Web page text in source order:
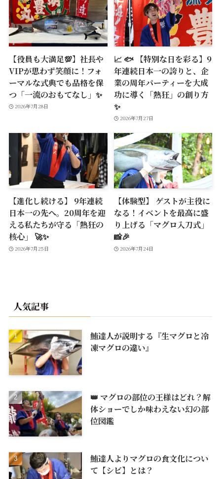
【役員も大満足💯】社長や
VIPが思わず笑顔に！フォ
ーマルな式典でも品格を保
つ「一流のおもてなし」✨
2026年7月28日
📈 🐟 【特別な日を彩る】9
年連続日本一の誇りと、企
業の周年パーティーを大成
功に導く「熱狂」の創り方
✨
2026年7月27日
【進化し続ける】 9年連続
日本一の先へ。20周年を迎
える私たちが守る「熱狂の
核心」 🚀✨
2026年7月25日
【体験型】 ゲストが主役に
なる！イベントを最高に盛
り上げる「マグロ入刀式」
📸🎉
2026年7月24日
人気記事
鮪達人が説明する『生マグロと冷
凍マグロの違い』
👑 マグロの部位の王様はどれ？解
体ショーでしか味わえない幻の部
位図鑑
鮪達人よりマグロの食文化につい
て【シビ】とは？